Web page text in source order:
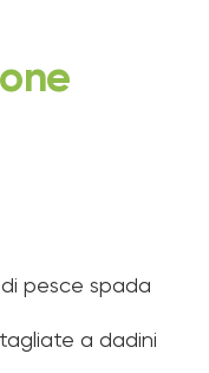
pesce spada
a dadini